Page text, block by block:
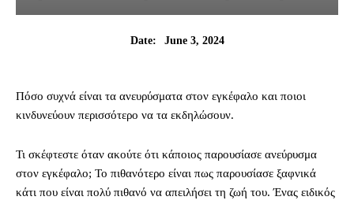
Date: June 3, 2024
Πόσο συχνά είναι τα ανευρύσματα στον εγκέφαλο και ποιοι
κινδυνεύουν περισσότερο να τα εκδηλώσουν.
Τι σκέφτεστε όταν ακούτε ότι κάποιος παρουσίασε ανεύρυσμα
στον εγκέφαλο; Το πιθανότερο είναι πως παρουσίασε ξαφνικά
κάτι που είναι πολύ πιθανό να απειλήσει τη ζωή του. Ένας ειδικός